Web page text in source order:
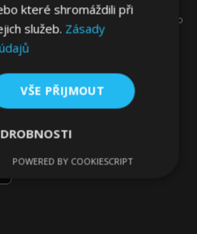
a velkoobchodním
a autodoplňků v Evropě, jako
(poklice), okenní deflektory,
kryty a rámy, ...
se chcete stát naším
které shromáždili při
služeb. Zásady
VŠE PŘIJMOUT
Soubory
POWERED BY COOKIESCRIPT